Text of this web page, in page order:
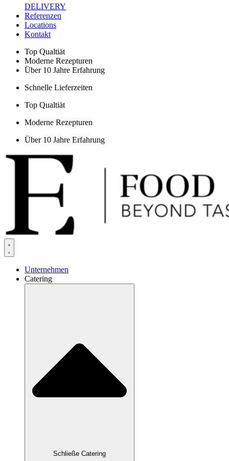
DELIVERY
Referenzen
Locations
Kontakt
Top Qualtiät
Moderne Rezepturen
Über 10 Jahre Erfahrung
Schnelle Lieferzeiten
Top Qualtiät
Moderne Rezepturen
Über 10 Jahre Erfahrung
Unternehmen
Catering
Schließe Catering